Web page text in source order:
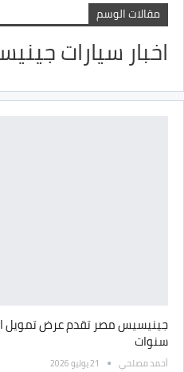
مقالات الوسم
اخبار سيارات
سنوات
أحمد مصلحي 21 يوليو 2026